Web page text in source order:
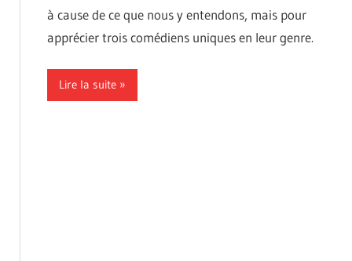
à cause de ce que nous y entendons, mais pour
apprécier trois comédiens uniques en leur genre.
Lire la suite